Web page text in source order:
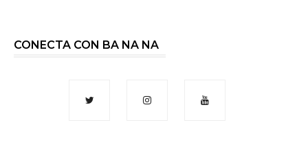
CONECTA CON BA NA NA